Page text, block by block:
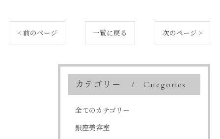
< 前のページ 一覧に戻る 次のページ >
カテゴリー Categories
全てのカテゴリー
銀座美容室